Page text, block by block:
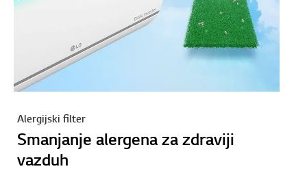
Alergijski filter
Smanjanje alergena za zdraviji
vazduh